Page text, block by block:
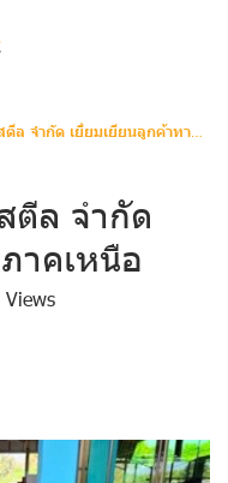
ำกัด เยี่ยมเยียนลูกค้าทางภาคเหนือ
ตีล จำกัด
าคเหนือ
Views